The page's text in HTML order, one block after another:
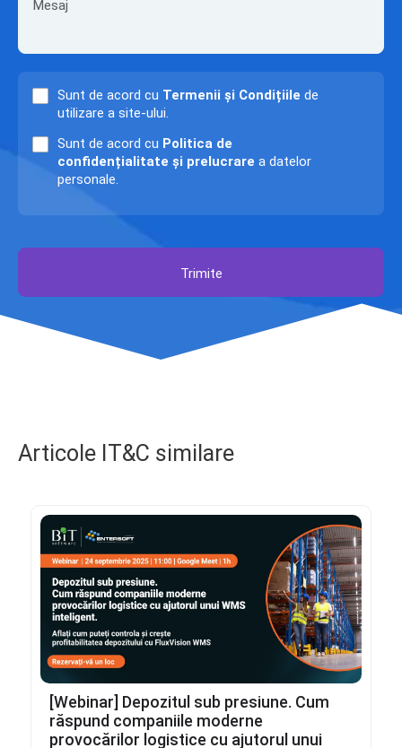
Sunt de acord cu Termenii și Condițiile de
utilizare a site-ului.
Sunt de acord cu Politica de
confidențialitate și prelucrare a datelor
personale.
Trimite
Articole IT&C similare
[Webinar] Depozitul sub presiune. Cum
răspund companiile moderne
provocărilor logistice cu ajutorul unui